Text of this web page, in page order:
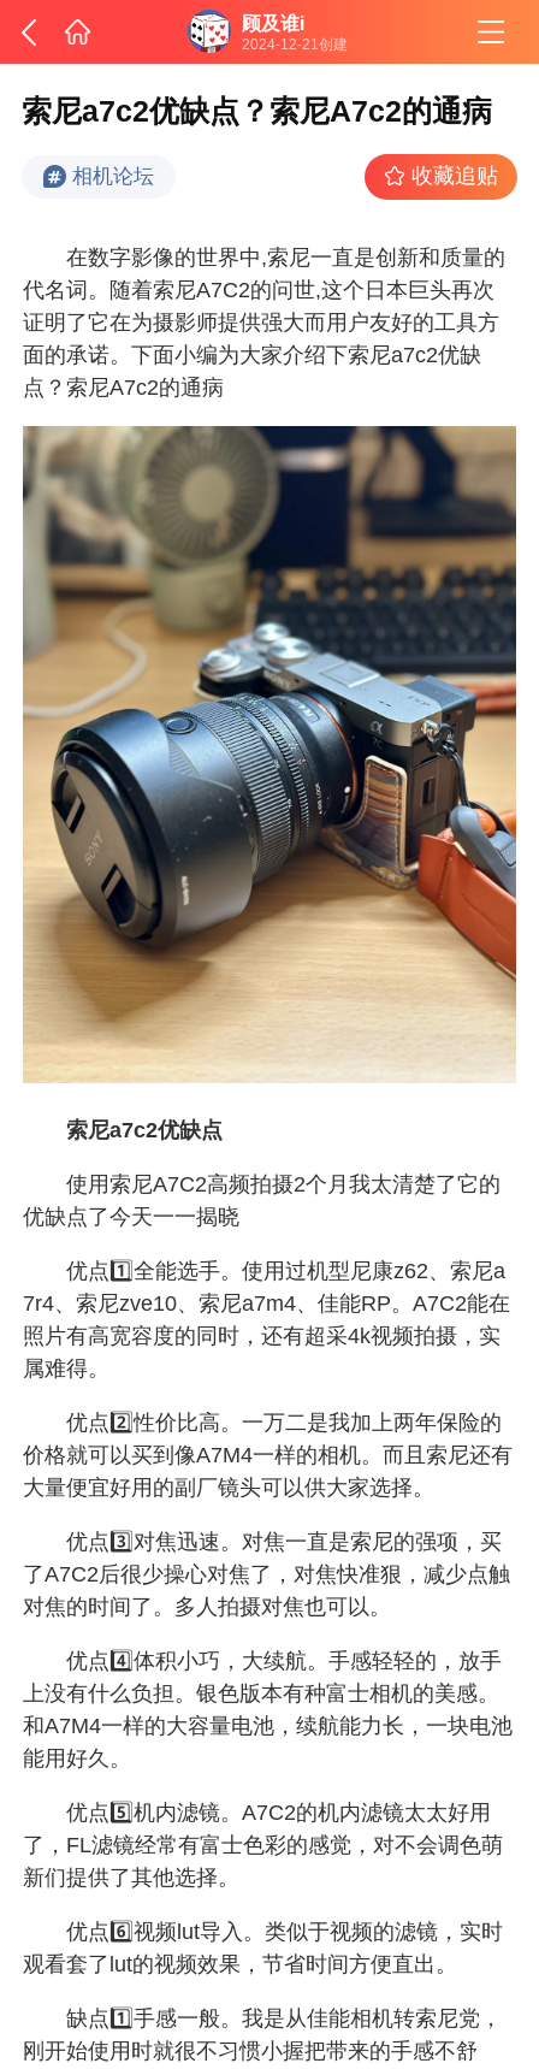
顾及谁i
2024-12-21创建
索尼a7c2优缺点？索尼A7c2的通病
相机论坛 收藏追贴
在数字影像的世界中,索尼一直是创新和质量的
代名词。随着索尼A7C2的问世,这个日本巨头再次
证明了它在为摄影师提供强大而用户友好的工具方
面的承诺。下面小编为大家介绍下索尼a7c2优缺
点？索尼A7c2的通病
索尼a7c2优缺点
使用索尼A7C2高频拍摄2个月我太清楚了它的
优缺点了今天一一揭晓
优点1️⃣全能选手。使用过机型尼康z62、索尼a
7r4、索尼zve10、索尼a7m4、佳能RP。A7C2能在
照片有高宽容度的同时，还有超采4k视频拍摄，实
属难得。
优点2️⃣性价比高。一万二是我加上两年保险的
价格就可以买到像A7M4一样的相机。而且索尼还有
大量便宜好用的副厂镜头可以供大家选择。
优点3️⃣对焦迅速。对焦一直是索尼的强项，买
了A7C2后很少操心对焦了，对焦快准狠，减少点触
对焦的时间了。多人拍摄对焦也可以。
优点4️⃣体积小巧，大续航。手感轻轻的，放手
上没有什么负担。银色版本有种富士相机的美感。
和A7M4一样的大容量电池，续航能力长，一块电池
能用好久。
优点5️⃣机内滤镜。A7C2的机内滤镜太太好用
了，FL滤镜经常有富士色彩的感觉，对不会调色萌
新们提供了其他选择。
优点6️⃣视频lut导入。类似于视频的滤镜，实时
观看套了lut的视频效果，节省时间方便直出。
缺点1️⃣手感一般。我是从佳能相机转索尼党，
刚开始使用时就很不习惯小握把带来的手感不舒